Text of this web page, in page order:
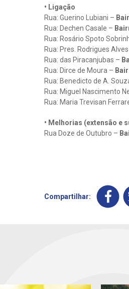
• Ligação
Rua: Guerino Lubiani –
Rua: Dechen Casale –
Rua: Rosário Spoto
Rua: Pres. Rodrigues
Rua: das Piracanjubas –
Rua: Dirce de Moura –
Rua: Benedicto de A.
Rua: Miguel Nascimento
Rua: Maria Trevisan
• Melhorias (extensão e
Rua Doze de Outubro –
Compartilhar: